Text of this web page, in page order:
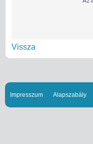
Vissza
Impresszum Alapszabály